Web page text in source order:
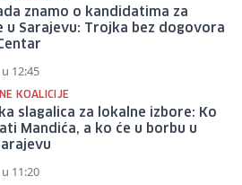
znamo o kandidatima za
u Sarajevu: Trojka bez dogovora
12:45
KOALICIJE
slagalica za lokalne izbore: Ko
Mandića, a ko će u borbu u
11:20